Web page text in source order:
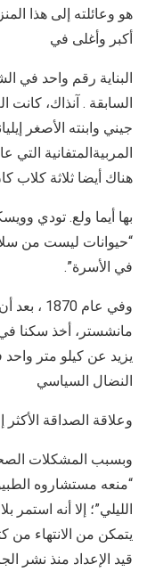
أكبر وأغلى في
البناية رقم واحد في
السابقة . آنذاك،
جيني وابنته الأصغر
المربيةالمتفانية
هناك أيضا ثلاثة كلاب
بها أيما ولع. تودي
“حيوانات ليست من
في الأسرة”.
وفي عام
يزيد عن كيلو متر
النضال السياسي
وعلاقة الصداقة الأكثر
وبسبب المشكلات
“منعه مستشاروه
الليلي”؛ إلا أنه
يتمكن من الانتهاء من
قيد الإعداد منذ نشر الجزء